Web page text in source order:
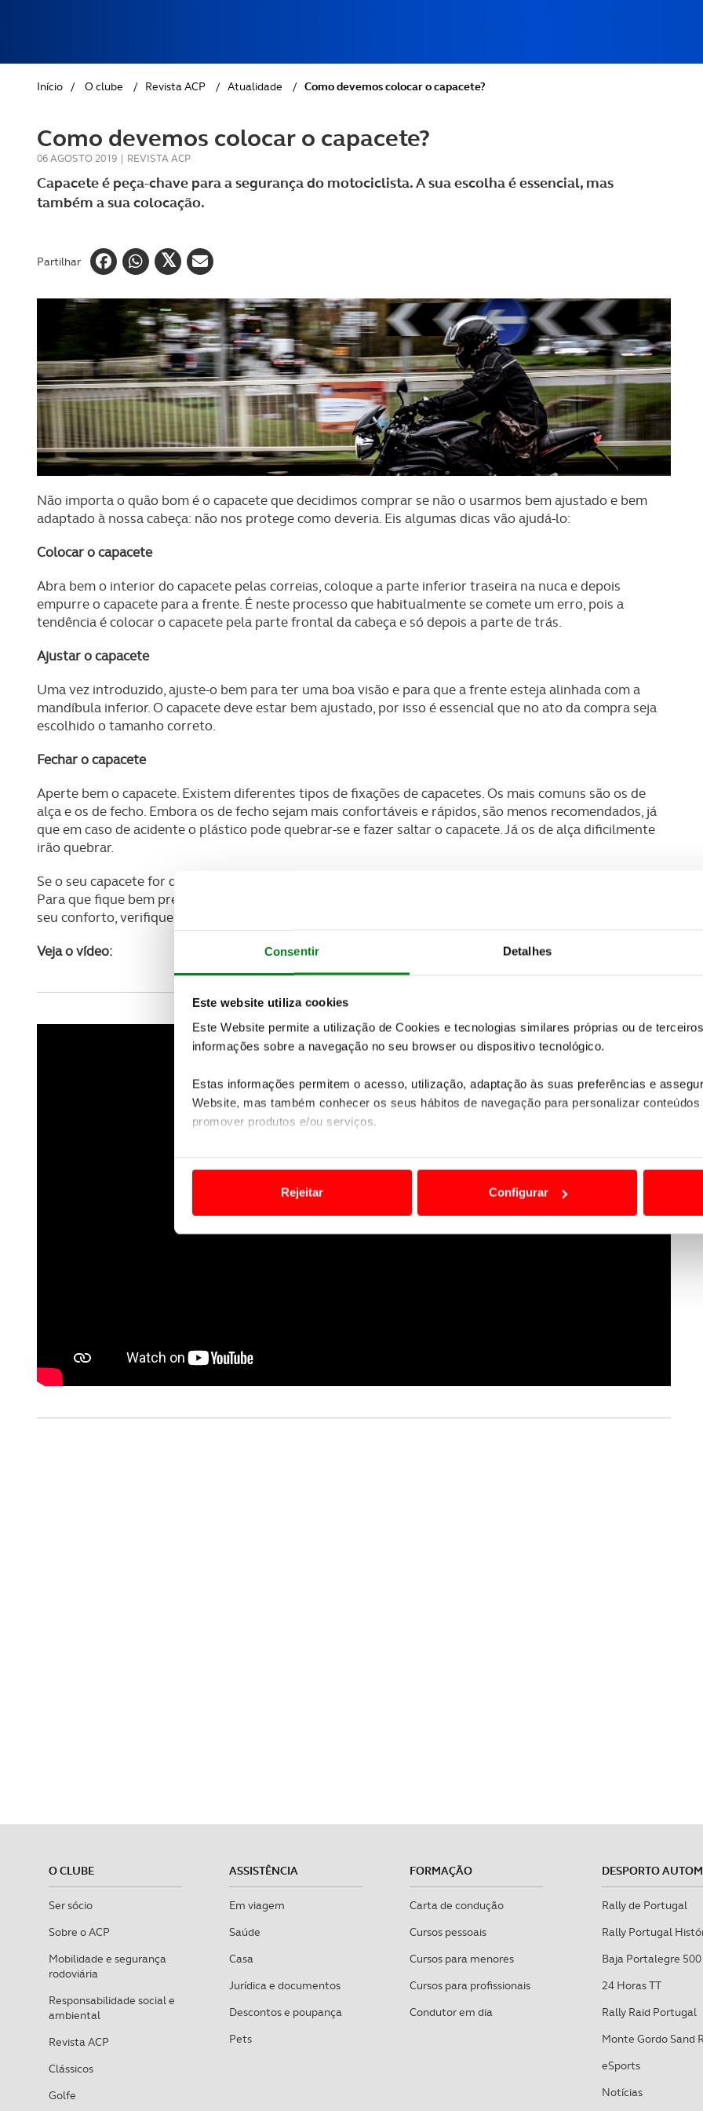
Consentir Detalhes
Este website utiliza cookies
Este Website permite a utilização de Cookies e tecnologias similares próprias ou de
informações sobre a navegação no seu browser ou dispositivo tecnológico.
Estas informações permitem o acesso, utilização, adaptação às suas preferências e
Website, mas também conhecer os seus hábitos de navegação para personalizar
promover produtos e/ou serviços.
Usamos cookies para melhorar a sua experiência digital, personalizar conteúdos e
funcionalidades de redes sociais, bem como para analisar dados de navegação no nosso
Adicionalmente partilhamos informação, relativa à sua utilização do nosso site de
consentimento e quando tal se afigure estritamente necessário no contexto dos serviços a
Realçamos que o bloqueio de certo tipo de Cookies e tecnologias similares pode ter impacto
Rejeitar Configurar
GOLFE
AUTOCARAVANISMO
Início / O clube / Revista ACP / Atualidade / Como devemos colocar o capacete?
Como devemos colocar o capacete?
06 AGOSTO 2019 | REVISTA ACP
Capacete é peça-chave para a segurança do motociclista. A sua escolha é essencial, mas
também a sua colocação.
Partilhar
Não importa o quão bom é o capacete que decidimos comprar se não o usarmos bem ajustado e bem
adaptado à nossa cabeça: não nos protege como deveria. Eis algumas dicas vão ajudá-lo:
Colocar o capacete
Abra bem o interior do capacete pelas correias, coloque a parte inferior traseira na nuca e depois
empurre o capacete para a frente. É neste processo que habitualmente se comete um erro, pois a
tendência é colocar o capacete pela parte frontal da cabeça e só depois a parte de trás.
Ajustar o capacete
Uma vez introduzido, ajuste-o bem para ter uma boa visão e para que a frente esteja alinhada com a
mandíbula inferior. O capacete deve estar bem ajustado, por isso é essencial que no ato da compra seja
escolhido o tamanho correto.
Fechar o capacete
Aperte bem o capacete. Existem diferentes tipos de fixações de capacetes. Os mais comuns são os de
alça e os de fecho. Embora os de fecho sejam mais confortáveis e rápidos, são menos recomendados, já
que em caso de acidente o plástico pode quebrar-se e fazer saltar o capacete. Já os de alça dificilmente
irão quebrar.
Se o seu capacete for do primeiro tipo, insira a alça nos dois anéis e passe-a novamente pelo anel grande.
Para que fique bem preso, use a fita vermelha no anel para apertar a alça e aperte a alça no botão. Para
seu conforto, verifique a pressão das tiras, devendo caber um dedo entre a tira e o pescoço.
Veja o vídeo:
O CLUBE
Ser sócio
Sobre o ACP
Mobilidade e segurança
rodoviária
Responsabilidade social e
ambiental
Revista ACP
Clássicos
Golfe
ASSISTÊNCIA
Em viagem
Saúde
Casa
Jurídica e documentos
Descontos e poupança
Pets
FORMAÇÃO
Carta de condução
Cursos pessoais
Cursos para menores
Cursos para profissionais
Condutor em dia
DESPORTO
Rally de Portugal
Rally Portugal
Baja Portalegre 500
24 Horas TT
Rally Raid Portugal
Monte Gordo Sand
eSports
Notícias